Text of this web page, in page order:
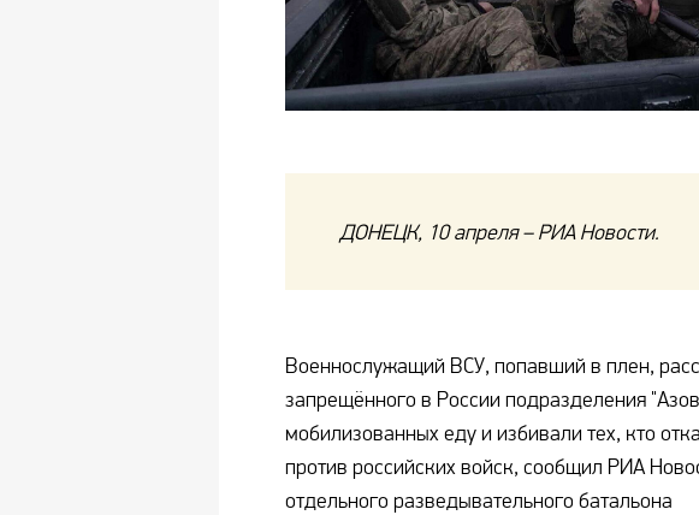
ДОНЕЦК, 10 апреля – РИА Новости.
Военнослужащий ВСУ, попавший в плен,
запрещённого в России подразделения
мобилизованных еду и избивали тех, кто
против российских войск, сообщил РИА
отдельного разведывательного батальона